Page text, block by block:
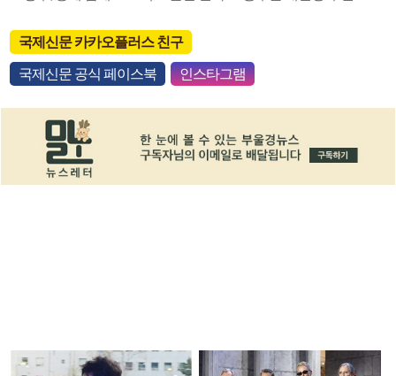
국제신문 카카오플러스 친구
국제신문 공식 페이스북 인스타그램